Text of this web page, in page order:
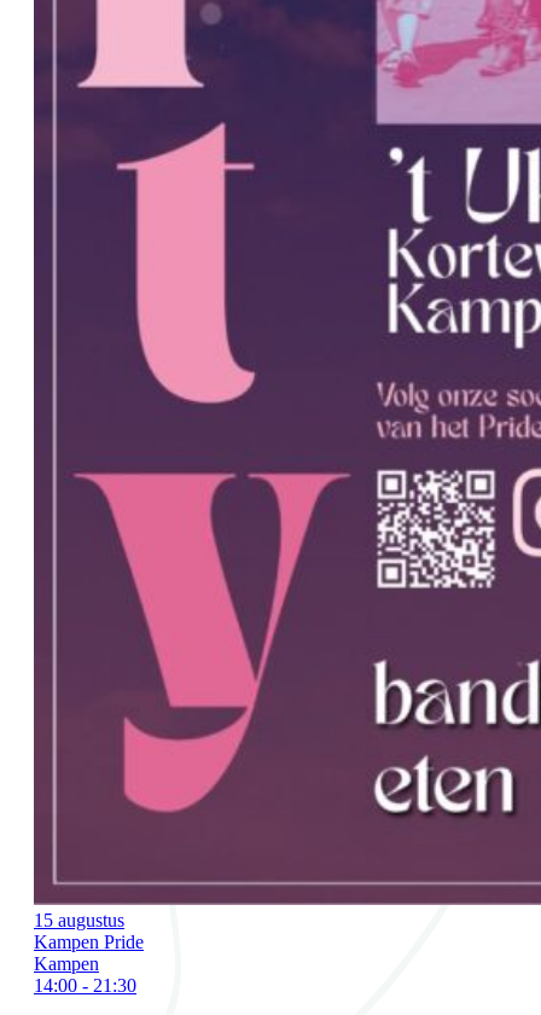
15 augustus
Kampen Pride
Kampen
14:00 - 21:30